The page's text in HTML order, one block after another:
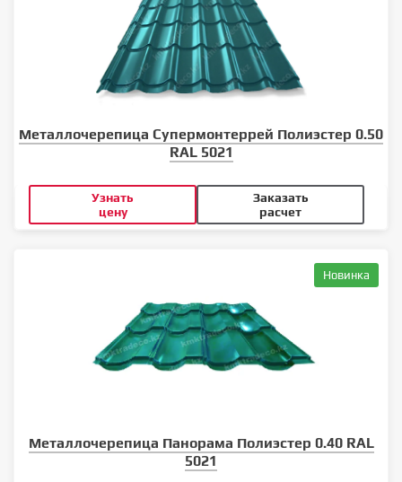
Металлочерепица Супермонтеррей Полиэстер 0.50
RAL 5021
Узнать
цену
Заказать
расчет
Новинка
Металлочерепица Панорама Полиэстер 0.40 RAL
5021